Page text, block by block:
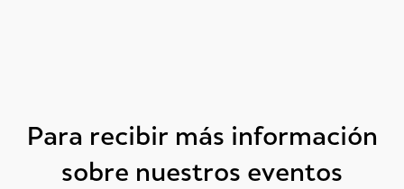
Para recibir más información
sobre nuestros eventos